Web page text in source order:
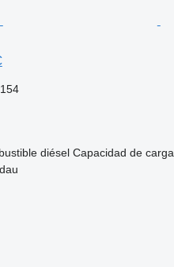
diésel Capacidad de carga